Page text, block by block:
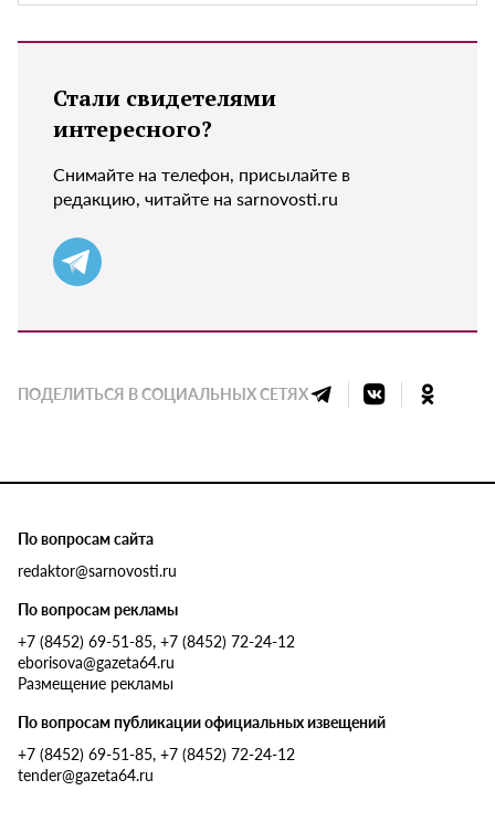
Стали свидетелями
интересного?
Снимайте на телефон, присылайте в
редакцию, читайте на sarnovosti.ru
ПОДЕЛИТЬСЯ В СОЦИАЛЬНЫХ СЕТЯХ
По вопросам сайта
redaktor@sarnovosti.ru
По вопросам рекламы
+7 (8452) 69-51-85, +7 (8452) 72-24-12
eborisova@gazeta64.ru
Размещение рекламы
По вопросам публикации официальных извещений
+7 (8452) 69-51-85, +7 (8452) 72-24-12
tender@gazeta64.ru